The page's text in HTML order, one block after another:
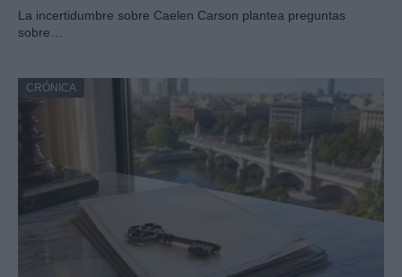
La incertidumbre sobre Caelen Carson plantea preguntas
sobre…
CRÓNICA